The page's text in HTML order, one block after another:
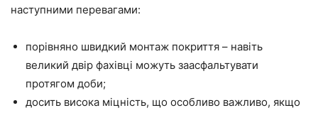
наступними перевагами:
порівняно швидкий монтаж покриття – навіть
великий двір фахівці можуть заасфальтувати
протягом доби;
досить висока міцність, що особливо важливо, якщо